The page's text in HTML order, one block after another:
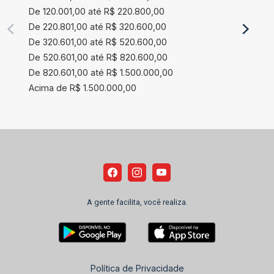
De 120.001,00 até R$ 220.800,00
De 220.801,00 até R$ 320.600,00
De 320.601,00 até R$ 520.600,00
De 520.601,00 até R$ 820.600,00
De 820.601,00 até R$ 1.500.000,00
Acima de R$ 1.500.000,00
A gente facilita, você realiza.
Política de Privacidade